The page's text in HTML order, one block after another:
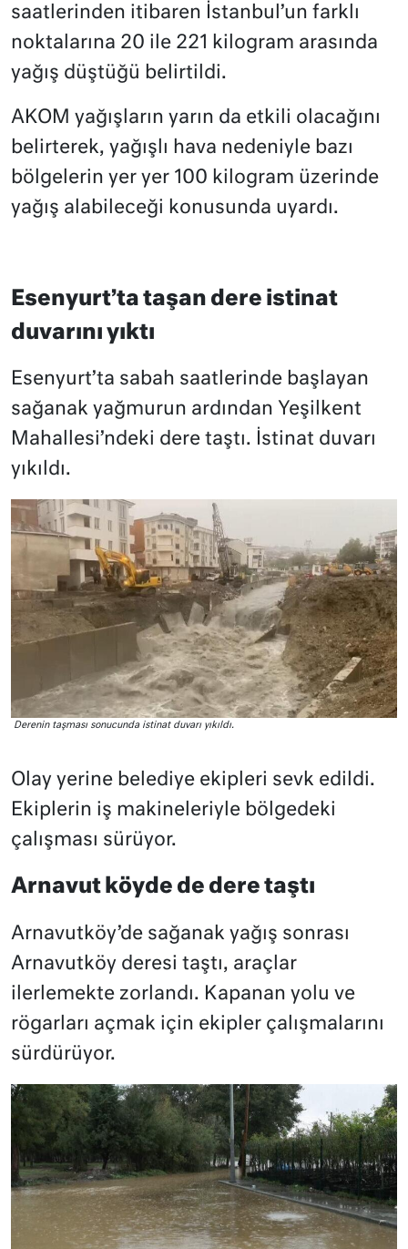
saatlerinden itibaren İstanbul’un farklı
noktalarına 20 ile 221 kilogram arasında
yağış düştüğü belirtildi.
AKOM yağışların yarın da etkili olacağını
belirterek, yağışlı hava nedeniyle bazı
bölgelerin yer yer 100 kilogram üzerinde
yağış alabileceği konusunda uyardı.
Esenyurt’ta taşan dere istinat
duvarını yıktı
Esenyurt’ta sabah saatlerinde başlayan
sağanak yağmurun ardından Yeşilkent
Mahallesi’ndeki dere taştı. İstinat duvarı
yıkıldı.
Derenin taşması sonucunda istinat duvarı yıkıldı.
Olay yerine belediye ekipleri sevk edildi.
Ekiplerin iş makineleriyle bölgedeki
çalışması sürüyor.
Arnavut köyde de dere taştı
Arnavutköy’de sağanak yağış sonrası
Arnavutköy deresi taştı, araçlar
ilerlemekte zorlandı. Kapanan yolu ve
rögarları açmak için ekipler çalışmalarını
sürdürüyor.